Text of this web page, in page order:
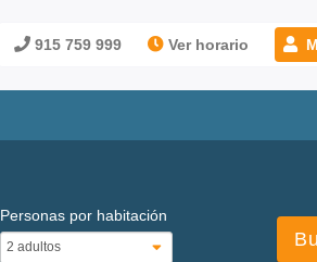
915 759 999 Ver horario
Personas por habitación